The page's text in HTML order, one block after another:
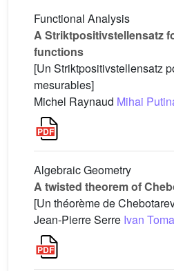
Functional Analysis
A Striktpositivstellensatz
functions
[Un Striktpositivstellensatz
mesurables]
Michel Raynaud Mihai
Algebraic Geometry
A twisted theorem of
[Un théorème de
Jean-Pierre Serre Ivan